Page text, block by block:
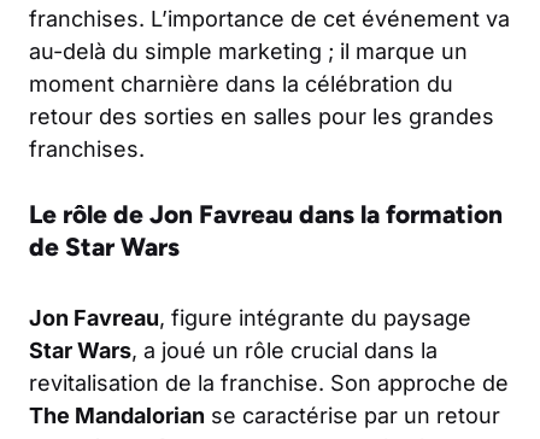
franchises. L’importance de cet événement va
au-delà du simple marketing ; il marque un
moment charnière dans la célébration du
retour des sorties en salles pour les grandes
franchises.
Le rôle de Jon Favreau dans la formation
de Star Wars
Jon Favreau, figure intégrante du paysage
Star Wars, a joué un rôle crucial dans la
revitalisation de la franchise. Son approche de
The Mandalorian se caractérise par un retour